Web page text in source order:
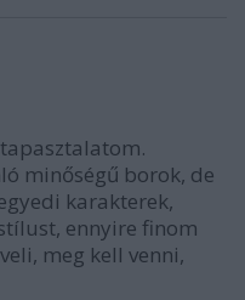
minőségű borok, de
karakterek,
ennyire finom
meg kell venni,